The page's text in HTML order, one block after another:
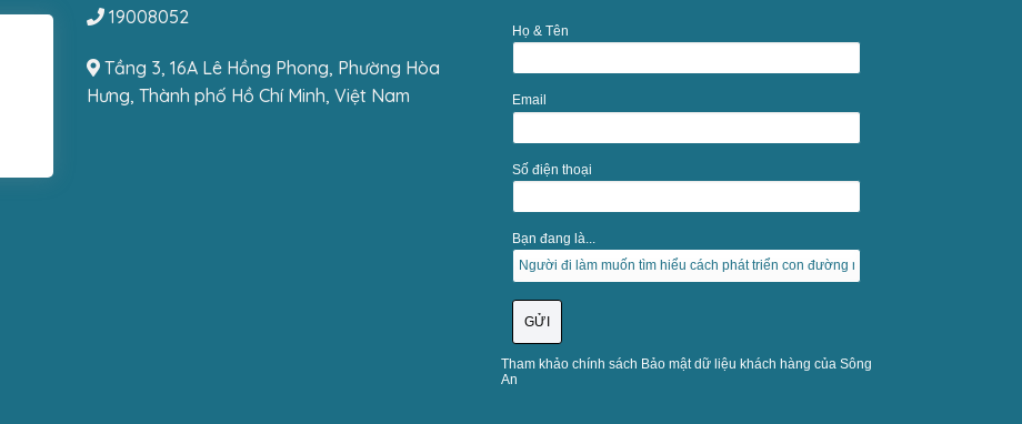
19008052
Tầng 3, 16A Lê Hồng Phong, Phường Hòa
Hưng, Thành phố Hồ Chí Minh, Việt Nam
Họ & Tên
Email
Số điện thoại
Bạn đang là...
Tham khảo chính sách Bảo mật dữ liệu khách hàng của Sông
An